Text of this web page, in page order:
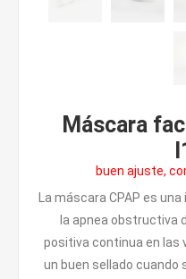
Máscara
buen ajuste,
La máscara CPAP es
la apnea obstructiva
positiva continua en las
un buen sellado cuando